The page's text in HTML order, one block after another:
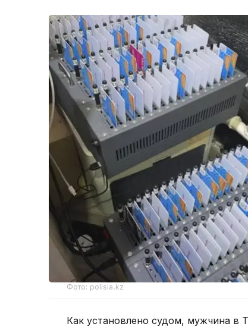
Фото: polisia.kz
Как установлено судом, мужчина в